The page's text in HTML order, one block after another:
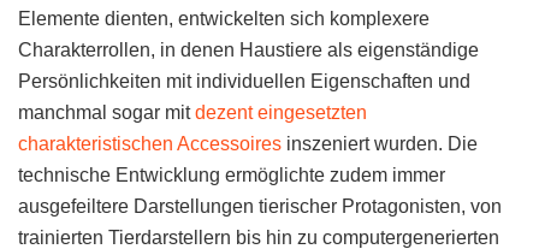
Elemente dienten, entwickelten sich komplexere
Charakterrollen, in denen Haustiere als eigenständige
Persönlichkeiten mit individuellen Eigenschaften und
manchmal sogar mitdezent eingesetzten
charakteristischen Accessoires inszeniert wurden. Die
technische Entwicklung ermöglichte zudem immer
ausgefeiltere Darstellungen tierischer Protagonisten, von
trainierten Tierdarstellern bis hin zu computergenerierten